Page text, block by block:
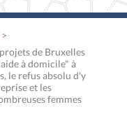
de Bruxelles
à domicile" à
le refus absolu d'y
et les
femmes